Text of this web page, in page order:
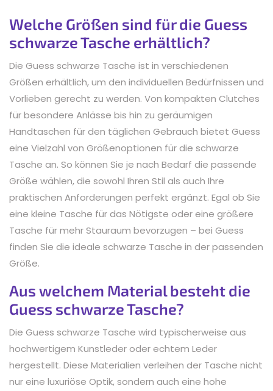
Welche Größen sind für die Guess
schwarze Tasche erhältlich?
Die Guess schwarze Tasche ist in verschiedenen
Größen erhältlich, um den individuellen Bedürfnissen und
Vorlieben gerecht zu werden. Von kompakten Clutches
für besondere Anlässe bis hin zu geräumigen
Handtaschen für den täglichen Gebrauch bietet Guess
eine Vielzahl von Größenoptionen für die schwarze
Tasche an. So können Sie je nach Bedarf die passende
Größe wählen, die sowohl Ihren Stil als auch Ihre
praktischen Anforderungen perfekt ergänzt. Egal ob Sie
eine kleine Tasche für das Nötigste oder eine größere
Tasche für mehr Stauraum bevorzugen – bei Guess
finden Sie die ideale schwarze Tasche in der passenden
Größe.
Aus welchem Material besteht die
Guess schwarze Tasche?
Die Guess schwarze Tasche wird typischerweise aus
hochwertigem Kunstleder oder echtem Leder
hergestellt. Diese Materialien verleihen der Tasche nicht
nur eine luxuriöse Optik, sondern auch eine hohe